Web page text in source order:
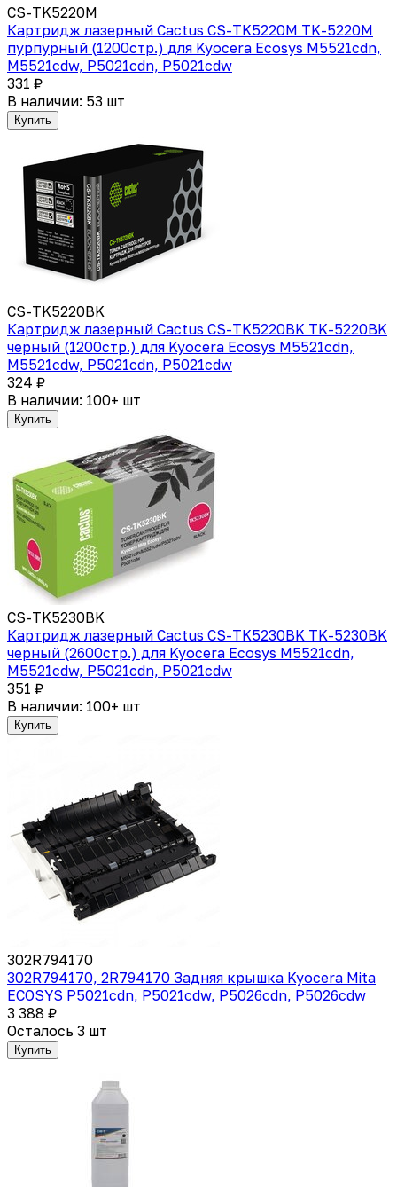
CS-TK5220M
Картридж лазерный Cactus CS-TK5220M TK-5220M
пурпурный (1200стр.) для Kyocera Ecosys M5521cdn,
M5521cdw, P5021cdn, P5021cdw
331 ₽
В наличии: 53 шт
Купить
CS-TK5220BK
Картридж лазерный Cactus CS-TK5220BK TK-5220BK
черный (1200стр.) для Kyocera Ecosys M5521cdn,
M5521cdw, P5021cdn, P5021cdw
324 ₽
В наличии: 100+ шт
Купить
CS-TK5230BK
Картридж лазерный Cactus CS-TK5230BK TK-5230BK
черный (2600стр.) для Kyocera Ecosys M5521cdn,
M5521cdw, P5021cdn, P5021cdw
351 ₽
В наличии: 100+ шт
Купить
302R794170
302R794170, 2R794170 Задняя крышка Kyocera Mita
ECOSYS P5021cdn, P5021cdw, P5026cdn, P5026cdw
3 388 ₽
Осталось 3 шт
Купить